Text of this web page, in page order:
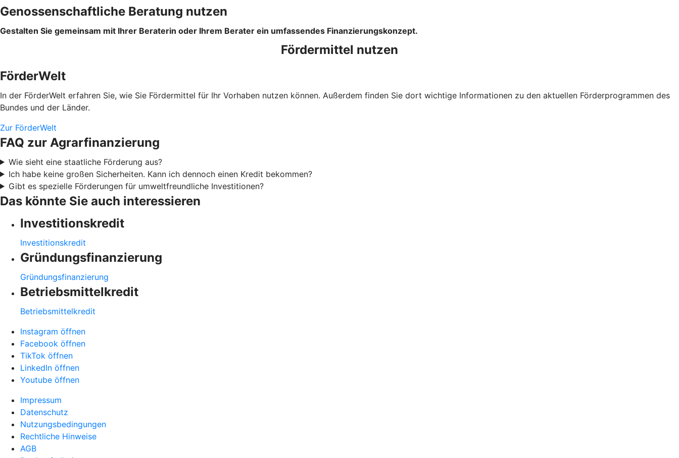
Genossenschaftliche Beratung nutzen
Gestalten Sie gemeinsam mit Ihrer Beraterin oder Ihrem Berater ein umfassendes Finanzierungskonzept.
Fördermittel nutzen
FörderWelt
In der FörderWelt erfahren Sie, wie Sie Fördermittel für Ihr Vorhaben nutzen können. Außerdem finden Sie dort wichtige Informationen zu den aktuellen Förderprogrammen des
Bundes und der Länder.
Zur FörderWelt
FAQ zur Agrarfinanzierung
Wie sieht eine staatliche Förderung aus?
Ich habe keine großen Sicherheiten. Kann ich dennoch einen Kredit bekommen?
Gibt es spezielle Förderungen für umweltfreundliche Investitionen?
Das könnte Sie auch interessieren
Investitionskredit
Investitionskredit
Gründungsfinanzierung
Gründungsfinanzierung
Betriebsmittelkredit
Betriebsmittelkredit
Instagram öffnen
Facebook öffnen
TikTok öffnen
LinkedIn öffnen
Youtube öffnen
Impressum
Datenschutz
Nutzungsbedingungen
Rechtliche Hinweise
AGB